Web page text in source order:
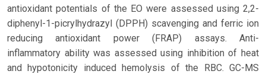
antioxidant potentials of the EO were assessed using 2,2-
diphenyl-1-picrylhydrazyl (DPPH) scavenging and ferric ion
reducing antioxidant power (FRAP) assays. Anti-
inflammatory ability was assessed using inhibition of heat
and hypotonicity induced hemolysis of the RBC. GC-MS